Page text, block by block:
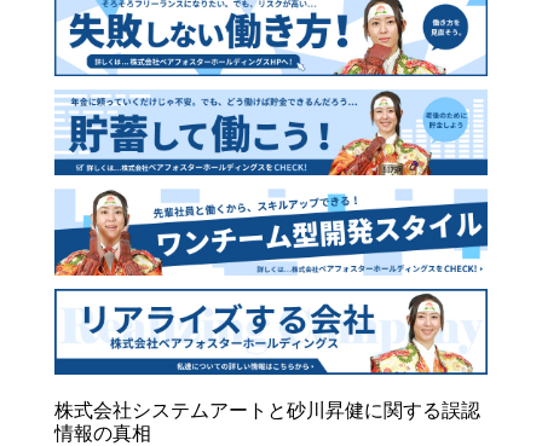
株式会社システムアートと砂川昇健に関する誤認
情報の真相